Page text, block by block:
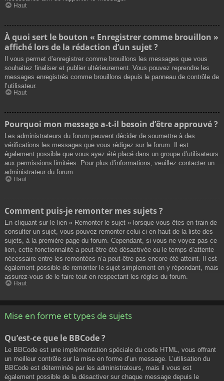
Haut
À quoi sert le bouton « Enregistrer comme brouillon »
affiché lors de la rédaction d’un sujet ?
Il vous permet d’enregistrer comme brouillons les messages que vous
souhaitez finaliser et publier ultérieurement. Vous pouvez reprendre les
messages enregistrés comme brouillons depuis le panneau de contrôle de
l’utilisateur.
Haut
Pourquoi mon message a-t-il besoin d’être approuvé ?
Les administrateurs du forum peuvent décider de soumettre à des
vérifications les messages que vous rédigez sur le forum. Il est
également possible que vous ayez été placé dans un groupe d’utilisateurs
aux permissions limitées. Pour plus d’informations, veuillez contacter un
administrateur du forum.
Haut
Comment puis-je remonter mes sujets ?
En cliquant sur le lien « Remonter le sujet » lorsque vous êtes en train de
consulter un sujet, vous pouvez remonter celui-ci en haut de la liste des
sujets, à la première page du forum. Cependant, si vous ne voyez pas ce
lien, cette fonctionnalité a peut-être été désactivée ou le temps d’attente
nécessaire entre les remontées n’a peut-être pas encore été atteint. Il est
également possible de remonter le sujet simplement en y répondant, mais
assurez-vous de le faire tout en respectant les règles du forum.
Haut
Mise en forme et types de sujets
Qu’est-ce que le BBCode ?
Le BBCode est une implémentation spéciale du code HTML, vous offrant
un meilleur contrôle sur la mise en forme d’un message. L’utilisation du
BBCode est déterminée par les administrateurs, mais il vous est
également possible de la désactiver sur chaque message depuis le